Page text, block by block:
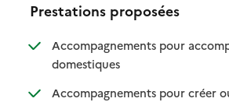
Prestations proposées
Accompagnements pour
domestiques: disponible
: non disponible
Accompagnements pour créer